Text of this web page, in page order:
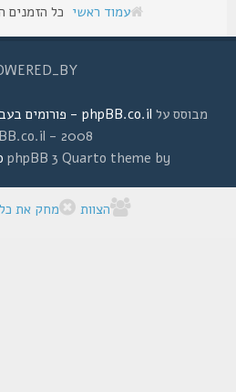
עמוד ראשי כל הזמנים הם UTC + 2 שעות
POWERED_BY
מבוסס עלphpBB.co.il - פורומים בעברית
2008 - phpBB.co.il.
phpBB 3 Quarto theme by
הצוות מחק את כל